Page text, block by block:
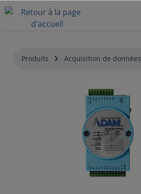
Produits Acquisition de données